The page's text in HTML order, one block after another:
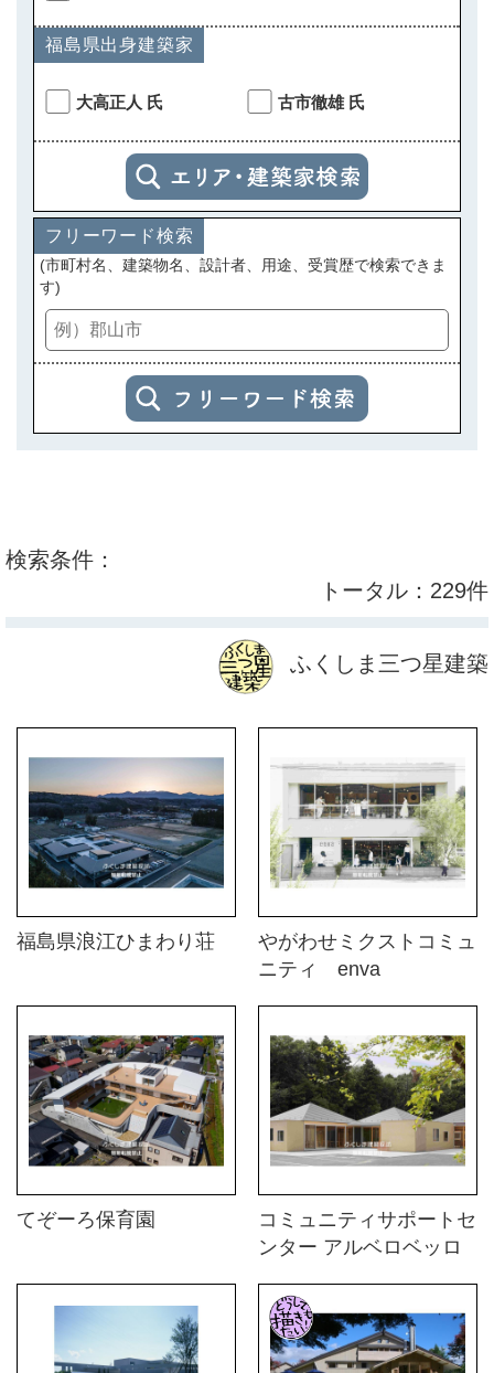
福島県出身建築家
大高正人 氏 古市徹雄 氏
フリーワード検索
(市町村名、建築物名、設計者、用途、受賞歴で検索できま
す)
検索条件：
トータル：229件
ふくしま三つ星建築
福島県浪江ひまわり荘
やがわせミクストコミュ
ニティ enva
てぞーろ保育園
コミュニティサポートセ
ンター アルベロベッロ